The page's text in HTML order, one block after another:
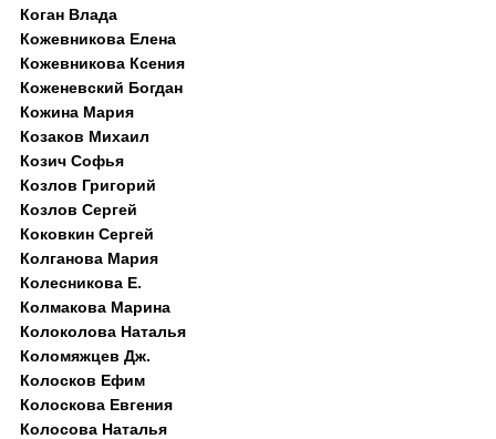
Коган Влада
Кожевникова Елена
Кожевникова Ксения
Коженевский Богдан
Кожина Мария
Козаков Михаил
Козич Софья
Козлов Григорий
Козлов Сергей
Коковкин Сергей
Колганова Мария
Колесникова Е.
Колмакова Марина
Колоколова Наталья
Коломяжцев Дж.
Колосков Ефим
Колоскова Евгения
Колосова Наталья